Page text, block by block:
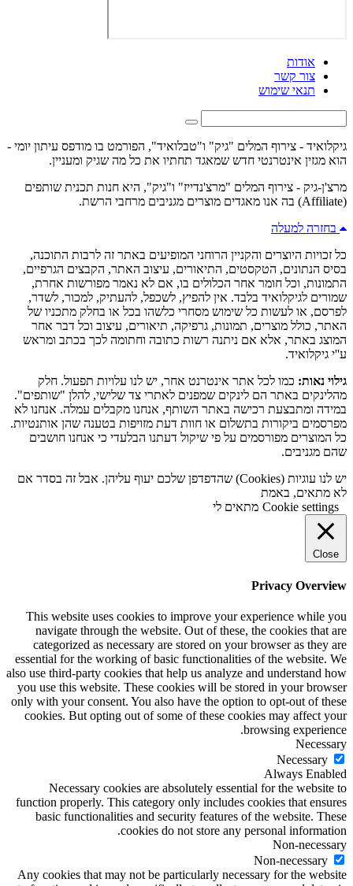
אודות
צור קשר
תנאי שימוש
גיקלואיד - צירוף המלים "גיק" ו"טבלואיד", הפורמט בו מודפס עיתון יומי -
הוא מגזין אינטרנטי חדש שמאגד תחתיו את כל מה שגיק ומעניין.
מרצ'ן-גיק - צירוף המלים "מרצ'נדייז" ו"גיק", היא חנות תכנית שותפים
(Affiliate) בה אנו מאגדים מוצרים מגניבים מרחבי הרשת.
בחזרה למעלה
כל זכויות היוצרים והקניין הרוחני המופיעים באתר זה לרבות התוכנה,
בסיס הנתונים, הטקסטים, התיאורים, עיצוב האתר, הקבצים הגרפיים,
התמונות, וכל חומר אחר הכלולים בו, אם לא נאמר מפורשות אחרת,
שמורים לגיקלואיד בלבד. אין להפיץ, לשכפל, להעתיק, למכור, לשדר,
לפרסם, או לעשות כל שימוש מסחרי כלשהו בכל או בחלק מתכניו של
האתר, כולל מוצרים, תמונות, גרפיקה, תיאורים, עיצוב וכל דבר אחר
המוצג באתר, אלא אם ניתנה רשות כתובה וחתומה לכך בכתב ומראש
ע''י גיקלואיד.
גילוי נאות: כמו לכל אתר אינטרנט אחר, יש לנו עלויות תפעול. חלק
מהלינקים באתר הם לינקים שמפנים לאתרי צד שלישי, להלן "שותפים".
במידה ומתבצעת רכישה באתר השותף, אנחנו מקבלים עמלה. אנחנו לא
מפרסמים ביקורות בתשלום או חוות דעת מזויפות בטענה שהן אותנטיות.
כל המוצרים מפורסמים על פי שיקול דעתנו הבלעדי כי אנחנו חושבים
שהם מגניבים.
יש לנו עוגיות (Cookies) שהדפדפן שלכם יעוף עליהן. אבל זה בסדר אם
לא מתאים, באמת
Cookie settings מתאים לי
Close
Privacy Overview
This website uses cookies to improve your experience while you
navigate through the website. Out of these, the cookies that are
categorized as necessary are stored on your browser as they are
essential for the working of basic functionalities of the website. We
also use third-party cookies that help us analyze and understand how
you use this website. These cookies will be stored in your browser
only with your consent. You also have the option to opt-out of these
cookies. But opting out of some of these cookies may affect your
browsing experience.
Necessary
Necessary
Always Enabled
Necessary cookies are absolutely essential for the website to
function properly. This category only includes cookies that ensures
basic functionalities and security features of the website. These
cookies do not store any personal information.
Non-necessary
Non-necessary
Any cookies that may not be particularly necessary for the website